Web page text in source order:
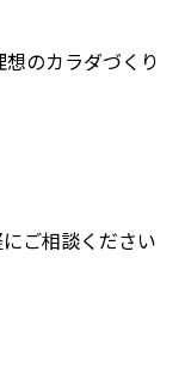
のカラダづくり
ご相談ください